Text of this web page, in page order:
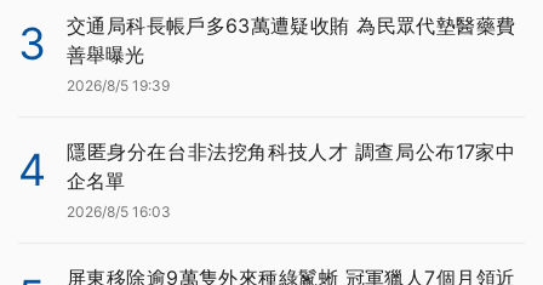
3
交通局科長帳戶多63萬遭疑收賄 為民眾代墊醫藥費
善舉曝光
2026/8/5 19:39
4
隱匿身分在台非法挖角科技人才 調查局公布17家中
企名單
2026/8/5 16:03
屏東移除逾9萬隻外來種綠鬣蜥 冠軍獵人7個月領近